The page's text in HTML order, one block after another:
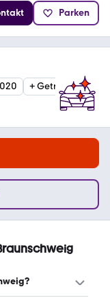
Parken
+Getriebe: